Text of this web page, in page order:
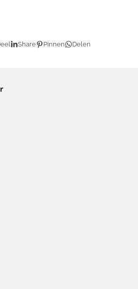
Share Pinnen Delen